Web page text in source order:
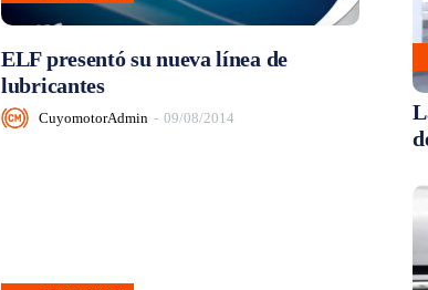
ELF presentó su nueva línea de
lubricantes
CuyomotorAdmin - 09/08/2014